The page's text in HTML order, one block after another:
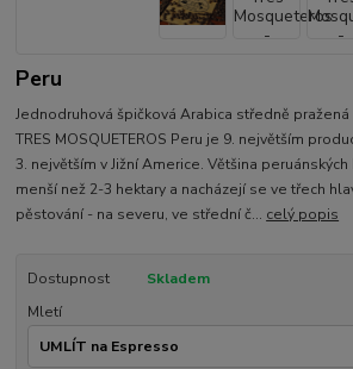
Peru
Jednodruhová špičková Arabica středně
TRES MOSQUETEROS Peru je 9. největším
3. největším v Jižní Americe. Většina
menší než 2-3 hektary a nacházejí se ve třech
pěstování - na severu, ve střední č... celý popis
Dostupnost
Skladem
Mletí